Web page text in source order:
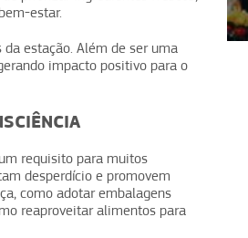
estar.
estação. Além de ser uma
impacto positivo para o
requisito para muitos
desperdício e promovem
como adotar embalagens
reaproveitar alimentos para